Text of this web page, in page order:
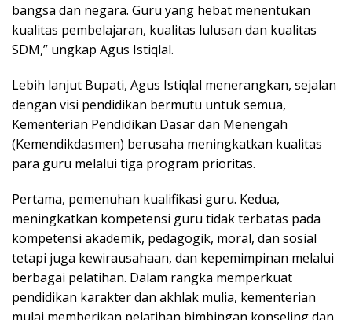
bangsa dan negara. Guru yang hebat menentukan
kualitas pembelajaran, kualitas lulusan dan kualitas
SDM,” ungkap Agus Istiqlal.
Lebih lanjut Bupati, Agus Istiqlal menerangkan, sejalan
dengan visi pendidikan bermutu untuk semua,
Kementerian Pendidikan Dasar dan Menengah
(Kemendikdasmen) berusaha meningkatkan kualitas
para guru melalui tiga program prioritas.
Pertama, pemenuhan kualifikasi guru. Kedua,
meningkatkan kompetensi guru tidak terbatas pada
kompetensi akademik, pedagogik, moral, dan sosial
tetapi juga kewirausahaan, dan kepemimpinan melalui
berbagai pelatihan. Dalam rangka memperkuat
pendidikan karakter dan akhlak mulia, kementerian